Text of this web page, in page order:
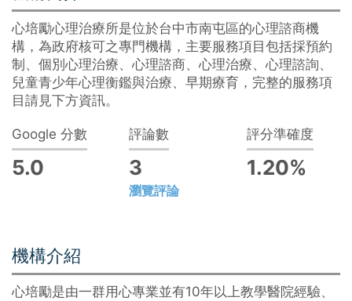
心培勵心理治療所是位於台中市南屯區的心理諮商機
構，為政府核可之專門機構，主要服務項目包括採預約
制、個別心理治療、心理諮商、心理治療、心理諮詢、
兒童青少年心理衡鑑與治療、早期療育，完整的服務項
目請見下方資訊。
Google 分數
5.0
評論數
3
瀏覽評論
評分準確度
1.20%
機構介紹
心培勵是由一群用心專業並有10年以上教學醫院經驗、